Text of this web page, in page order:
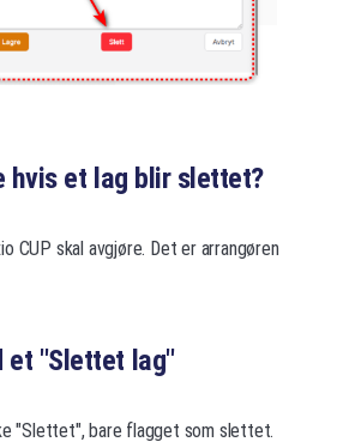
hvis et lag blir slettet?
CUP skal avgjøre. Det er arrangøren
et "Slettet lag"
"Slettet", bare flagget som slettet.